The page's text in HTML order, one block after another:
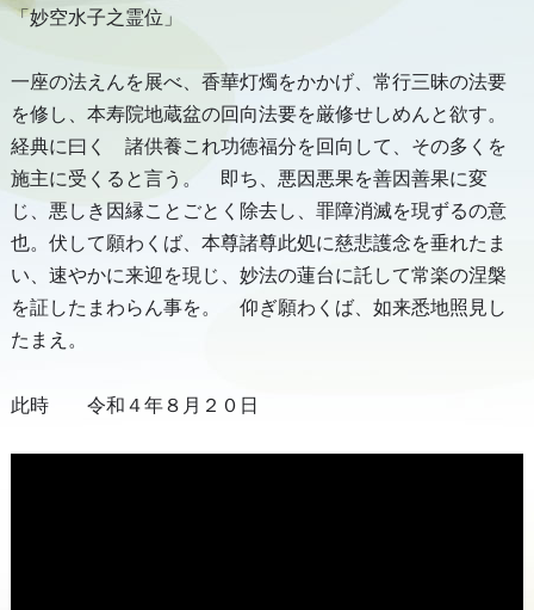
「妙空水子之霊位」
一座の法えんを展べ、香華灯燭をかかげ、常行三昧の法要
を修し、本寿院地蔵盆の回向法要を厳修せしめんと欲す。
経典に曰く 諸供養これ功徳福分を回向して、その多くを
施主に受くると言う。 即ち、悪因悪果を善因善果に変
じ、悪しき因縁ことごとく除去し、罪障消滅を現ずるの意
也。伏して願わくば、本尊諸尊此処に慈悲護念を垂れたま
い、速やかに来迎を現じ、妙法の蓮台に託して常楽の涅槃
を証したまわらん事を。 仰ぎ願わくば、如来悉地照見し
たまえ。
此時 令和４年８月２０日